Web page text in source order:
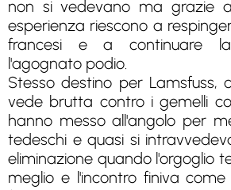
non si vedevano ma grazie
esperienza riescono a
francesi e a continuare
l'agognato podio.
Stesso destino per Lamsfuss,
vede brutta contro i gemelli
hanno messo all'angolo per
tedeschi e quasi si
eliminazione quando l'orgoglio
meglio e l'incontro finiva